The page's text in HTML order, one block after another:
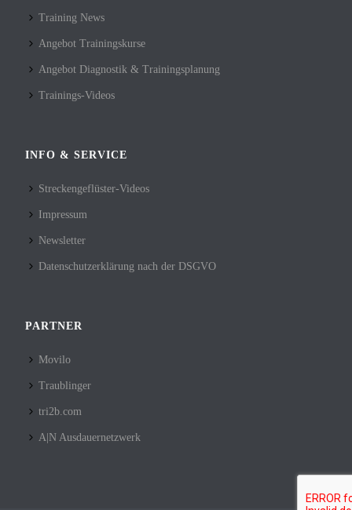
Training News
Angebot Trainingskurse
Angebot Diagnostik & Trainingsplanung
Trainings-Videos
INFO & SERVICE
Streckengeflüster-Videos
Impressum
Newsletter
Datenschutzerklärung nach der DSGVO
PARTNER
Movilo
Traublinger
tri2b.com
A|N Ausdauernetzwerk